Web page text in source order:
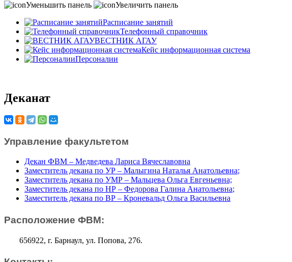
Уменьшить панель
Увеличить панель
Расписание занятий
Телефонный справочник
ВЕСТНИК АГАУ
Кейс информационная система
Персоналии
Деканат
Управление факультетом
Декан ФВМ – Медведева Лариса Вячеславовна
Заместитель декана по УР – Малыгина Наталья Анатольевна;
Заместитель декана по УМР – Мальцева Ольга Евгеньевна;
Заместитель декана по НР – Федорова Галина Анатольевна;
Заместитель декана по ВР – Кроневальд Ольга Васильевна
Расположение ФВМ:
656922, г. Барнаул, ул. Попова, 276.